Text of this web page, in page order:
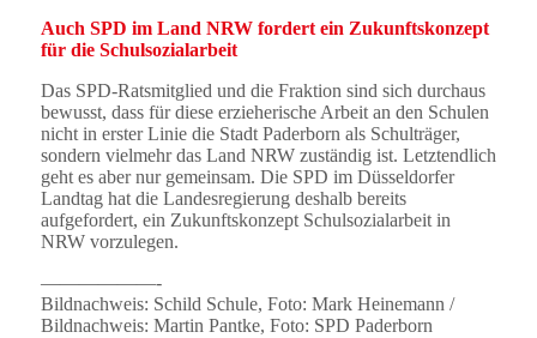
Auch SPD im Land NRW fordert ein Zukunftskonzept
für die Schulsozialarbeit
Das SPD-Ratsmitglied und die Fraktion sind sich durchaus
bewusst, dass für diese erzieherische Arbeit an den Schulen
nicht in erster Linie die Stadt Paderborn als Schulträger,
sondern vielmehr das Land NRW zuständig ist. Letztendlich
geht es aber nur gemeinsam. Die SPD im Düsseldorfer
Landtag hat die Landesregierung deshalb bereits
aufgefordert, ein Zukunftskonzept Schulsozialarbeit in
NRW vorzulegen.
——————-
Bildnachweis: Schild Schule, Foto: Mark Heinemann /
Bildnachweis: Martin Pantke, Foto: SPD Paderborn